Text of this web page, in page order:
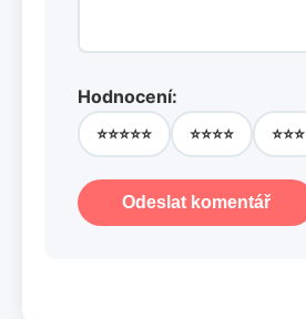
Hodnocení:
⭐⭐⭐⭐⭐ ⭐⭐⭐⭐ ⭐⭐⭐
Odeslat komentář